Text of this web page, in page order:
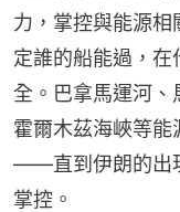
力，掌控與能源
定誰的船能過，
全。巴拿馬運河、
霍爾木茲海峽等
——直到伊朗的出
掌控。